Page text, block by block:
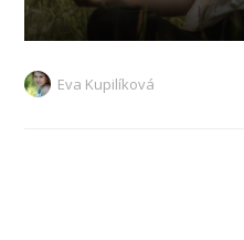
Eva Kupilíková